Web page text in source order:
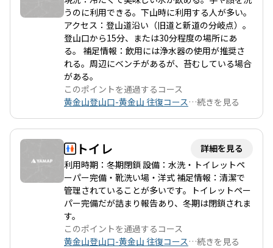
登山中は様々な種類のキノコや花々が見られ、特に春にはカタク
リやエンゴサクなどの花が楽しめます。 山頂付近は岩場が多く、
高度感があり、周囲の景色を一望できる絶景が広がります。晴れ
た日には、海や連なる山々の美しい眺望が楽しめ、特に山頂から
のパノラマは圧巻です。登頂後は、静かな山頂での休憩が心地よ
く、達成感を味わいながらのひとときは格別です。 ただし、夏に
は毛虫が多く出現するため、虫が苦手な方は注意が必要です。ま
た、急斜面や狭い道もあるため、慎重な行動が求められます。特
に岩場では足元に気をつけてください。 登山後は、近くのあいの
里温泉でのんびりと疲れを癒すのもおすすめです。美味しい地元
のグルメを楽しむことができるスポットも多く、特に道の駅での
ネギトロ丼は絶品です。黄金山は、自然の美しさと登山の楽しさ
を存分に味わえる、素晴らしい場所です。
うのに利用できる。下山時に利用する人が多い。
アクセス：登山道沿い（旧道と新道の分岐点）。
登山口から15分、または30分程度の場所にあ
る。 補足情報：飲用には浄水器の使用が推奨さ
れる。周辺にベンチがあるが、苔むしている場合
がある。
このポイントを通過するコース
黄金山登山口-黄金山 往復コース …続きを見る
トイレ
詳細を見る
利用時期：冬期閉鎖 設備：水洗・トイレットペ
ーパー完備・靴洗い場・洋式 補足情報：清潔で
管理されていることが多いです。トイレットペー
パー完備だが詰まり報告あり、冬期は閉鎖されま
す。
このポイントを通過するコース
黄金山登山口-黄金山 往復コース …続きを見る